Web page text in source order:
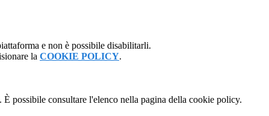
e non è possibile disabilitarli.
la COOKIE POLICY.
possibile consultare l'elenco nella pagina della cookie policy.